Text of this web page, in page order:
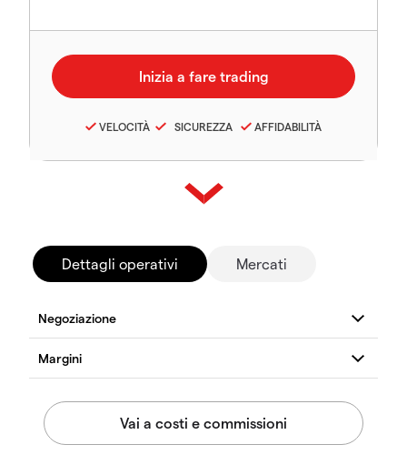
VELOCITÀ SICUREZZA AFFIDABILITÀ
Dettagli operativi Mercati